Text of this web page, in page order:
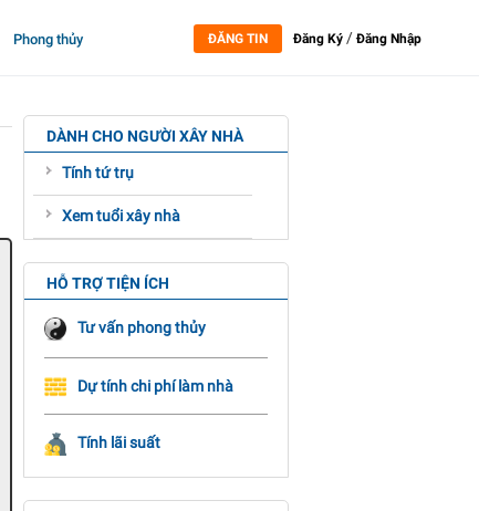
Phong thủy ĐĂNG TIN Đăng Ký /Đăng Nhập
DÀNH CHO NGƯỜI XÂY NHÀ
Tính tứ trụ
Xem tuổi xây nhà
HỖ TRỢ TIỆN ÍCH
Tư vấn phong thủy
Dự tính chi phí làm nhà
Tính lãi suất